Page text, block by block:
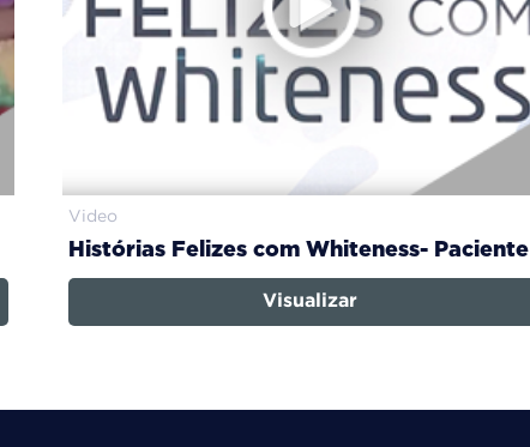
Video
Histórias Felizes com Whiteness- Paciente
Visualizar